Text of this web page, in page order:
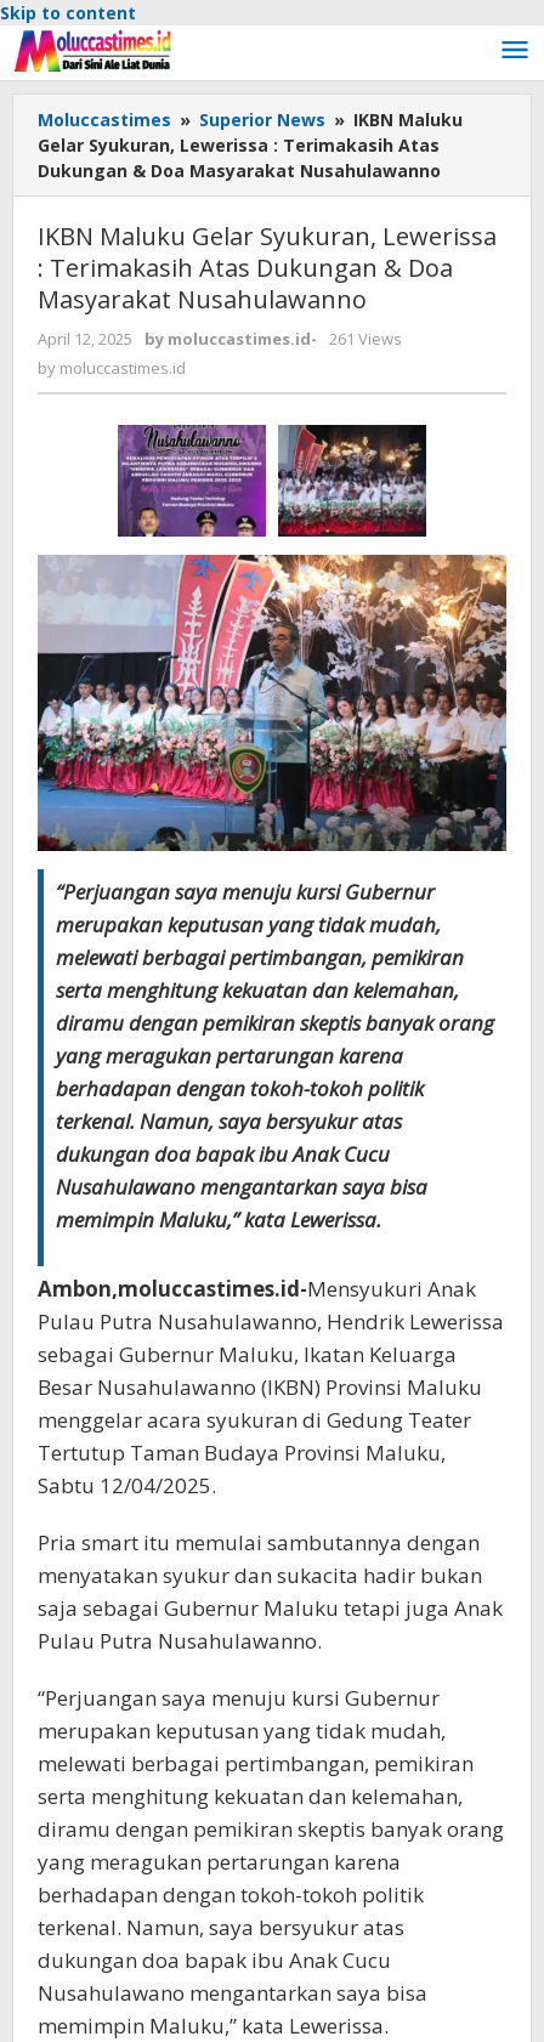
Skip to content
Moluccastimes » Superior News » IKBN Maluku
Gelar Syukuran, Lewerissa : Terimakasih Atas
Dukungan & Doa Masyarakat Nusahulawanno
IKBN Maluku Gelar Syukuran, Lewerissa
: Terimakasih Atas Dukungan & Doa
Masyarakat Nusahulawanno
April 12, 2025 by moluccastimes.id-
261 Views
by moluccastimes.id
“Perjuangan saya menuju kursi Gubernur
merupakan keputusan yang tidak mudah,
melewati berbagai pertimbangan, pemikiran
serta menghitung kekuatan dan kelemahan,
diramu dengan pemikiran skeptis banyak orang
yang meragukan pertarungan karena
berhadapan dengan tokoh-tokoh politik
terkenal. Namun, saya bersyukur atas
dukungan doa bapak ibu Anak Cucu
Nusahulawano mengantarkan saya bisa
memimpin Maluku,” kata Lewerissa.
Ambon,moluccastimes.id-Mensyukuri Anak
Pulau Putra Nusahulawanno, Hendrik Lewerissa
sebagai Gubernur Maluku, Ikatan Keluarga
Besar Nusahulawanno (IKBN) Provinsi Maluku
menggelar acara syukuran di Gedung Teater
Tertutup Taman Budaya Provinsi Maluku,
Sabtu 12/04/2025.
Pria smart itu memulai sambutannya dengan
menyatakan syukur dan sukacita hadir bukan
saja sebagai Gubernur Maluku tetapi juga Anak
Pulau Putra Nusahulawanno.
“Perjuangan saya menuju kursi Gubernur
merupakan keputusan yang tidak mudah,
melewati berbagai pertimbangan, pemikiran
serta menghitung kekuatan dan kelemahan,
diramu dengan pemikiran skeptis banyak orang
yang meragukan pertarungan karena
berhadapan dengan tokoh-tokoh politik
terkenal. Namun, saya bersyukur atas
dukungan doa bapak ibu Anak Cucu
Nusahulawano mengantarkan saya bisa
memimpin Maluku,” kata Lewerissa.